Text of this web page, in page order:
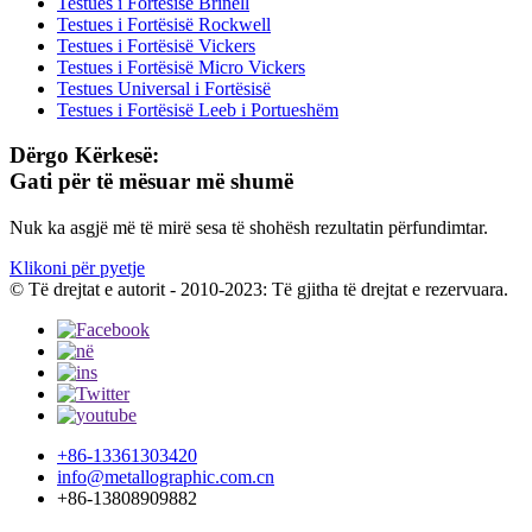
Testues i Fortësisë Rockwell
Testues i Fortësisë Vickers
Testues i Fortësisë Micro Vickers
Testues Universal i Fortësisë
Testues i Fortësisë Leeb i Portueshëm
Dërgo Kërkesë:
Gati për të mësuar më shumë
Nuk ka asgjë më të mirë sesa të shohësh rezultatin përfundimtar.
Klikoni për pyetje
© Të drejtat e autorit - 2010-2023: Të gjitha të drejtat e rezervuara.
+86-13361303420
info@metallographic.com.cn
+86-13808909882